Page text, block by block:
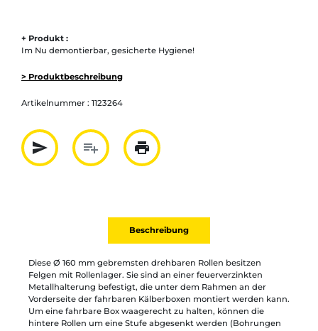
+ Produkt :
Im Nu demontierbar, gesicherte Hygiene!
> Produktbeschreibung
Artikelnummer : 1123264
send
Partager par mail
playlist_add
Ajouter à la liste
print
Imprimer
Beschreibung
Diese Ø 160 mm gebremsten drehbaren Rollen besitzen
Felgen mit Rollenlager. Sie sind an einer feuerverzinkten
Metallhalterung befestigt, die unter dem Rahmen an der
Vorderseite der fahrbaren Kälberboxen montiert werden kann.
Um eine fahrbare Box waagerecht zu halten, können die
hintere Rollen um eine Stufe abgesenkt werden (Bohrungen